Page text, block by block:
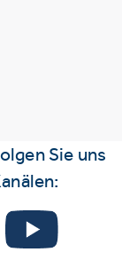
Sie uns